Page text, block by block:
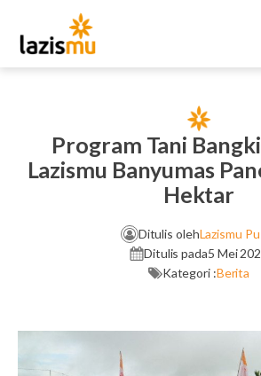
Program Tani
Lazismu Banyumas
Hektar
Ditulis olehLazismu
Ditulis pada5 Mei
Kategori :Berita